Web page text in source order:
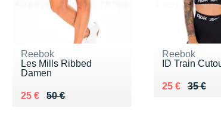
Reebok
Les Mills Ribbed
Damen
50 €
Au lieu de 50 €
25 €
Vendu 25 €
Reebok
ID Train
35 €
Au lieu de 35
25 €
Vendu 25 €